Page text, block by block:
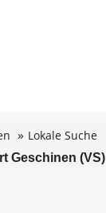
Lokale Suche
Geschinen (VS)